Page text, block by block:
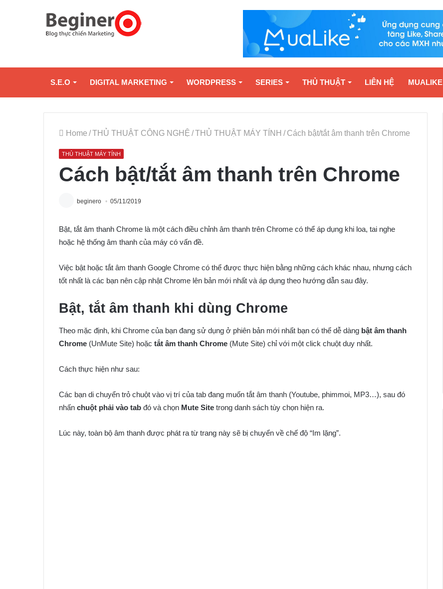
S.E.O DIGITAL MARKETING WORDPRESS SERIES THỦ THUẬT LIÊN HỆ MUALIKE
Home /THỦ THUẬT CÔNG NGHỆ /THỦ THUẬT MÁY TÍNH / Cách bật/tắt âm thanh trên Chrome
THỦ THUẬT MÁY TÍNH
Cách bật/tắt âm thanh trên Chrome
beginero 05/11/2019
Bật, tắt âm thanh Chrome là một cách điều chỉnh âm thanh trên Chrome có thể áp dụng khi loa, tai nghe
hoặc hệ thống âm thanh của máy có vấn đề.
Việc bật hoặc tắt âm thanh Google Chrome có thể được thực hiện bằng những cách khác nhau, nhưng cách
tốt nhất là các bạn nên cập nhật Chrome lên bản mới nhất và áp dụng theo hướng dẫn sau đây.
Bật, tắt âm thanh khi dùng Chrome
Theo mặc định, khi Chrome của bạn đang sử dụng ở phiên bản mới nhất bạn có thể dễ dàng bật âm thanh
Chrome (UnMute Site) hoặc tắt âm thanh Chrome (Mute Site) chỉ với một click chuột duy nhất.
Cách thực hiện như sau:
Các bạn di chuyển trỏ chuột vào vị trí của tab đang muốn tắt âm thanh (Youtube, phimmoi, MP3…), sau đó
nhấn chuột phải vào tab đó và chọn Mute Site trong danh sách tùy chọn hiện ra.
Lúc này, toàn bộ âm thanh được phát ra từ trang này sẽ bị chuyển về chế độ “Im lặng”.